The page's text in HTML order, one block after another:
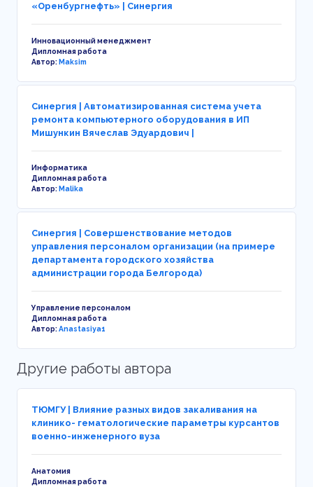
«Оренбургнефть» | Синергия
Инновационный менеджмент
Дипломная работа
Автор:Maksim
Синергия | Автоматизированная система учета
ремонта компьютерного оборудования в ИП
Мишункин Вячеслав Эдуардович |
Информатика
Дипломная работа
Автор:Malika
Синергия | Совершенствование методов
управления персоналом организации (на примере
департамента городского хозяйства
администрации города Белгорода)
Управление персоналом
Дипломная работа
Автор:Anastasiya1
Другие работы автора
ТЮМГУ | Влияние разных видов закаливания на
клинико- гематологические параметры курсантов
военно-инженерного вуза
Анатомия
Дипломная работа